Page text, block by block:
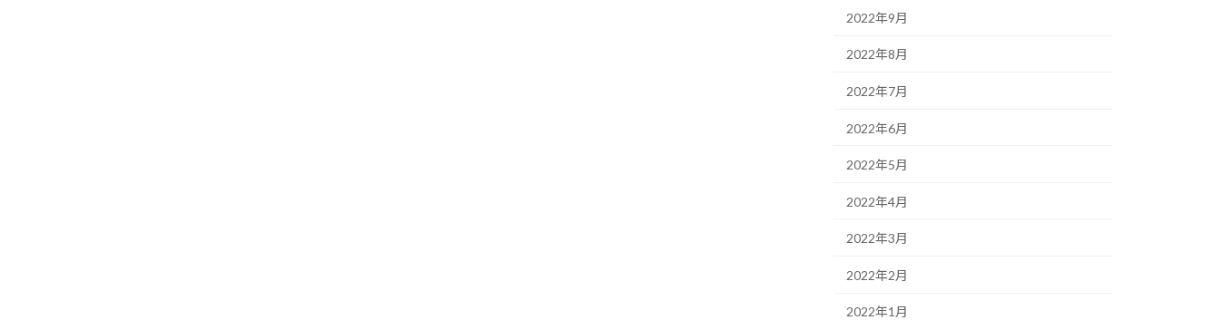
2022年9月
2022年8月
2022年7月
2022年6月
2022年5月
2022年4月
2022年3月
2022年2月
2022年1月